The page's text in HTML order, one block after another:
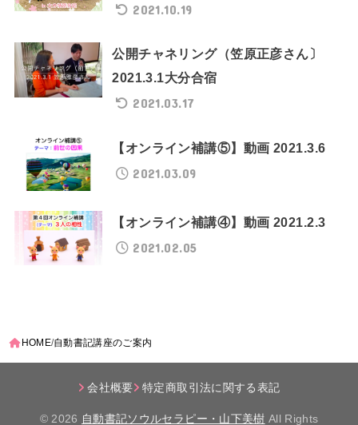
2021.10.19
公開チャネリング（笠原正彦さん〕
2021.3.1大分合宿
2021.03.17
【オンライン補講⑤】動画 2021.3.6
2021.03.09
【オンライン補講④】動画 2021.2.3
2021.02.05
HOME 自動書記講座のご案内
会社概要 特定商取引法に関する表記
© 2026 自動書記ソウルセラピー・山下美樹 All Rights